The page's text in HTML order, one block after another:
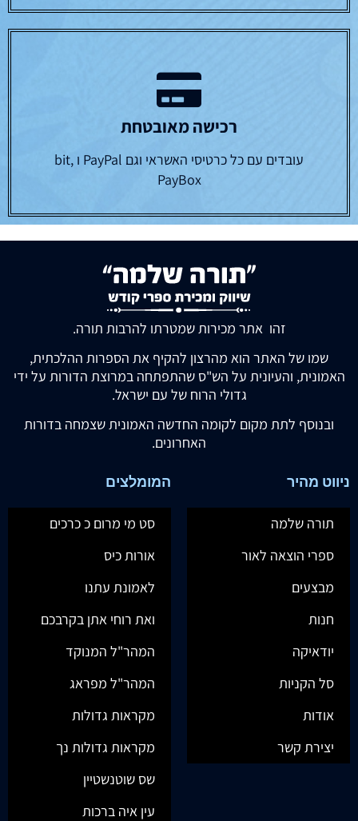
רכישה מאובטחת
עובדים עם כל כרטיסי האשראי וגם PayPal ו bit,
PayBox
זהו אתר מכירות שמטרתו להרבות תורה.
שמו של האתר הוא מהרצון להקיף את הספרות ההלכתית,
האמונית, והעיונית על הש"ס שהתפתחה במרוצת הדורות על ידי
גדולי הרוח של עם ישראל.
ובנוסף לתת מקום לקומה החדשה האמונית שצמחה בדורות
האחרונים.
ניווט מהיר
תורה שלמה
ספרי הוצאה לאור
מבצעים
חנות
יודאיקה
סל הקניות
אודות
יצירת קשר
המומלצים
סט מי מרום כ כרכים
אורות כיס
לאמונת עתנו
ואת רוחי אתן בקרבכם
המהר"ל המנוקד
המהר"ל מפראג
מקראות גדולות
מקראות גדולות נך
שס שוטנשטיין
עין איה ברכות